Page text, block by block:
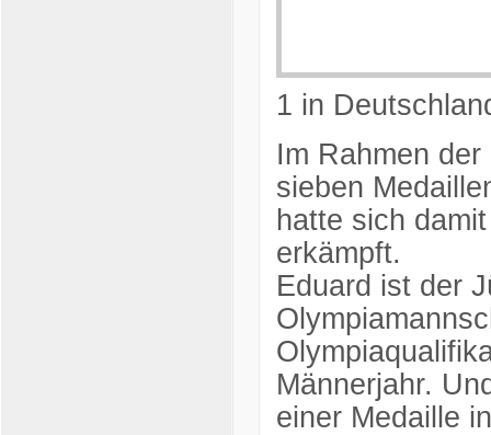
1 in
Im Rahmen
sieben
hatte sich
erkämpft.
Eduard ist der
Männerjahr.
einer Medaille